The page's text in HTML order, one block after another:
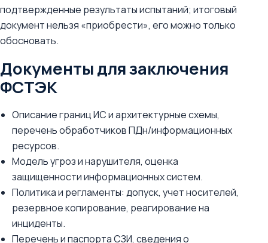
подтвержденные результаты испытаний; итоговый
документ нельзя «приобрести», его можно только
обосновать.
Документы для заключения
ФСТЭК
Описание границ ИС и архитектурные схемы,
перечень обработчиков ПДн/информационных
ресурсов.
Модель угроз и нарушителя, оценка
защищенности информационных систем.
Политика и регламенты: допуск, учет носителей,
резервное копирование, реагирование на
инциденты.
Перечень и паспорта СЗИ, сведения о